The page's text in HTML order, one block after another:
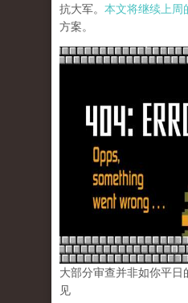
抗大军。 本文将继续上周
方案。
大部分审查并非如你平日
见